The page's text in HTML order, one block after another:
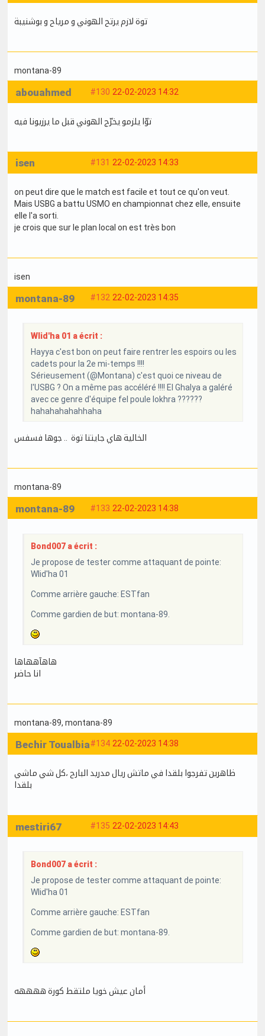
توة لازم يرتح الهوني و مرياح و بوشنيبة
montana-89
#130 22-02-2023 14:32
abouahmed
توّا يلزمو يخرّج الهوني قبل ما يرزيونا فيه
#131 22-02-2023 14:33
isen
on peut dire que le match est facile et tout ce qu'on veut.
Mais USBG a battu USMO en championnat chez elle, ensuite
elle l'a sorti.
je crois que sur le plan local on est très bon
isen
#132 22-02-2023 14:35
montana-89
Wlid'ha 01 a écrit :
Hayya c'est bon on peut faire rentrer les espoirs ou les
cadets pour la 2e mi-temps !!!!
Sérieusement (@Montana) c'est quoi ce niveau de
l'USBG ? On a même pas accéléré !!!! El Ghalya a galéré
avec ce genre d'équipe fel poule lokhra ??????
hahahahahahhaha
الخالية هاي جايتنا توة .. جوها فسفس
montana-89
#133 22-02-2023 14:38
montana-89
Bond007 a écrit :
Je propose de tester comme attaquant de pointe:
Wlid'ha 01
Comme arrière gauche: ESTfan
Comme gardien de but: montana-89.
هاهآههاها
انا حاضر
montana-89, montana-89
#134 22-02-2023 14:38
Bechir Toualbia
ظاهرين تفرجوا بلقدا في ماتش ريال مدريد البارح ،كل شي ماشي
بلقدا
#135 22-02-2023 14:43
mestiri67
Bond007 a écrit :
Je propose de tester comme attaquant de pointe:
Wlid'ha 01
Comme arrière gauche: ESTfan
Comme gardien de but: montana-89.
أمان عيش خويا ملتقط كورة ههههه